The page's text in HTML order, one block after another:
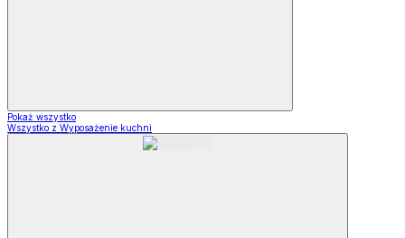
Pokaż wszystko
Wszystko z Wyposażenie kuchni